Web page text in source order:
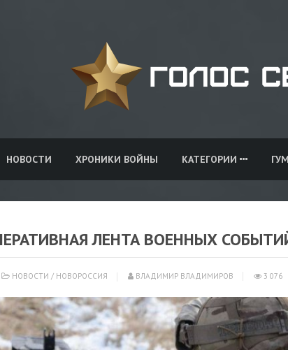
НОВОСТИ ХРОНИКИ ВОЙНЫ КАТЕГОРИИ
ЛЕНТА ВОЕННЫХ
НОВОСТИ / НОВОРОССИЯ ВЛАДИМИР ВЛАДИМИРОВ 3 076